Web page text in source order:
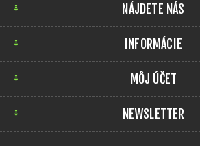
NÁJDETE NÁS
INFORMÁCIE
MÔJ ÚČET
NEWSLETTER